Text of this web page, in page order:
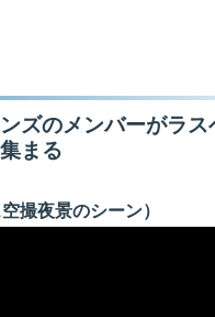
ズのメンバーがラス
まる
撮夜景のシーン）